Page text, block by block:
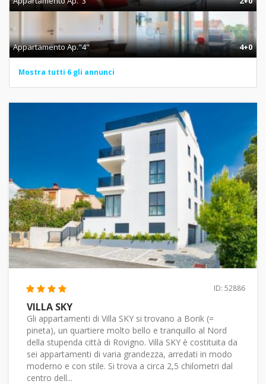
Appartamento Ap."4" 4+0
Mostra tutti 6 gli annunci
ID: 52886
VILLA SKY
Gli appartamenti di Villa SKY si trovano a Borik (=
pineta), un quartiere molto bello e tranquillo al Nord
della stupenda città di Rovigno. Villa SKY è costituita da
sei appartamenti di varia grandezza, arredati in modo
moderno e con stile. Si trova a circa 2,5 chilometri dal
centro dell...